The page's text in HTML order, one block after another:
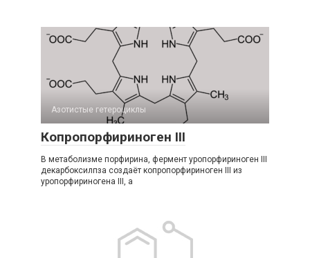
Азотистые гетероциклы‎
Копропорфириноген III
В метаболизме порфирина, фермент уропорфириноген III
декарбоксилпза создаёт копропорфириноген III из
уропорфириногена III, а